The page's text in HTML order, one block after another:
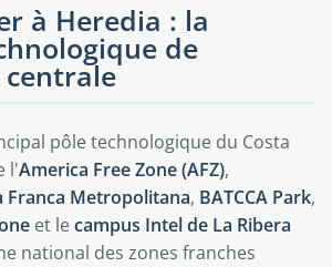
à Heredia : la
de
pôle technologique du Costa
l'America Free Zone (AFZ),
Franca Metropolitana, BATCCA Park,
et lecampus Intel de La Ribera
national des zones franches